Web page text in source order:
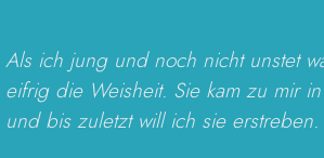
Als ich jung und noch nicht unstet
eifrig die Weisheit. Sie kam zu mir
und bis zuletzt will ich sie erstreben.